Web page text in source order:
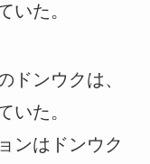
いた。
ドンウクは、
いた。
ンはドンウク